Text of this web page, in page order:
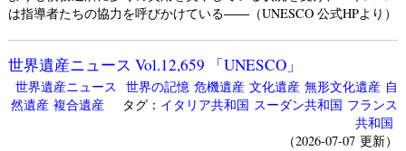
は指導者たちの協力を呼びかけている――（UNESCO 公式HPより）
世界遺産ニュース Vol.12,659 「UNESCO」
世界遺産ニュース 世界の記憶 危機遺産 文化遺産 無形文化遺産 自
然遺産 複合遺産タグ： イタリア共和国 スーダン共和国 フランス
共和国
（2026-07-07 更新）